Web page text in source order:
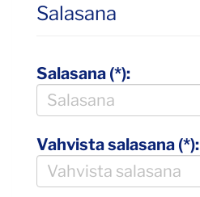
Salasana
Salasana (*):
Vahvista salasana (*):